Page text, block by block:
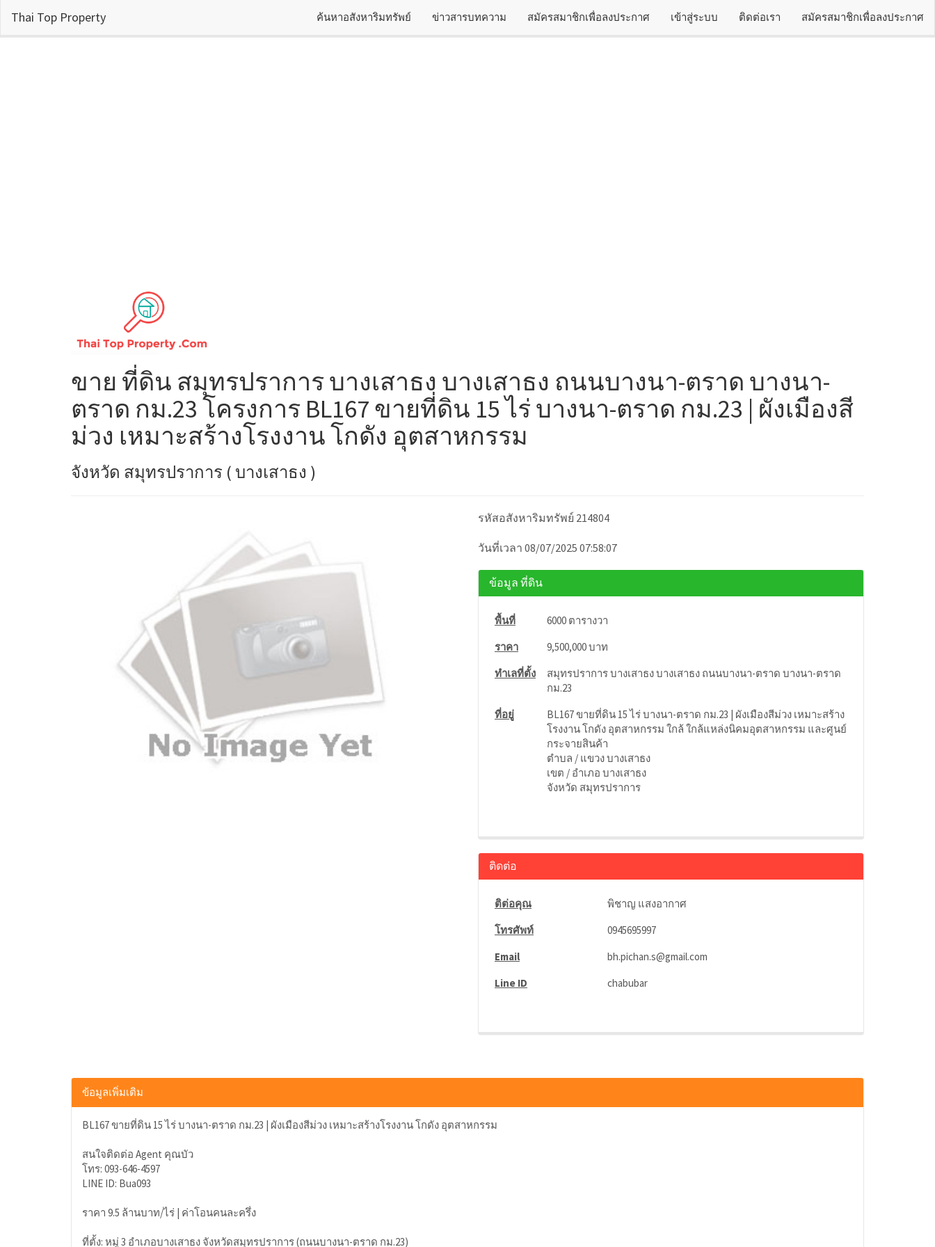
Thai Top Property ค้นหาอสังหาริมทรัพย์ ข่าวสารบทความ สมัครสมาชิกเพื่อลงประกาศ เข้าสู่ระบบ ติดต่อเรา สมัครสมาชิกเพื่อลงประกาศ
ขาย ที่ดิน สมุทรปราการ บางเสาธง บางเสาธง ถนนบางนา-ตราด บางนา-
ตราด กม.23 โครงการ BL167 ขายที่ดิน 15 ไร่ บางนา-ตราด กม.23 | ผังเมืองสี
ม่วง เหมาะสร้างโรงงาน โกดัง อุตสาหกรรม
จังหวัด สมุทรปราการ ( บางเสาธง )
รหัสอสังหาริมทรัพย์ 214804
วันที่เวลา 08/07/2025 07:58:07
ข้อมูล ที่ดิน
พื้นที่
6000 ตารางวา
ราคา
9,500,000 บาท
ทำเลที่ตั้ง
สมุทรปราการ บางเสาธง บางเสาธง ถนนบางนา-ตราด บางนา-ตราด
กม.23
ที่อยู่
BL167 ขายที่ดิน 15 ไร่ บางนา-ตราด กม.23 | ผังเมืองสีม่วง เหมาะสร้าง
โรงงาน โกดัง อุตสาหกรรม ใกล้ ใกล้แหล่งนิคมอุตสาหกรรม และศูนย์
กระจายสินค้า
ตำบล / แขวง บางเสาธง
เขต / อำเภอ บางเสาธง
จังหวัด สมุทรปราการ
ติดต่อ
ติต่อคุณ
พิชาญ แสงอากาศ
โทรศัพท์
0945695997
Email
bh.pichan.s@gmail.com
Line ID
chabubar
ข้อมูลเพิ่มเติม
BL167 ขายที่ดิน 15 ไร่ บางนา-ตราด กม.23 | ผังเมืองสีม่วง เหมาะสร้างโรงงาน โกดัง อุตสาหกรรม
สนใจติดต่อ Agent คุณบัว
โทร: 093-646-4597
LINE ID: Bua093
ราคา 9.5 ล้านบาท/ไร่ | ค่าโอนคนละครึ่ง
ที่ตั้ง: หมู่ 3 อำเภอบางเสาธง จังหวัดสมุทรปราการ (ถนนบางนา-ตราด กม.23)